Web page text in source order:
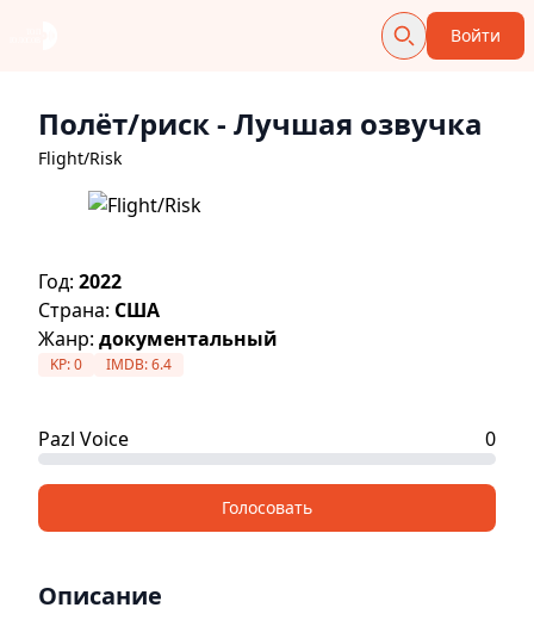
Войти
Полёт/риск- Лучшая озвучка
Flight/Risk
Год: 2022
Страна: США
Жанр: документальный
KP:0 IMDB:6.4
Pazl Voice 0
Голосовать
Описание